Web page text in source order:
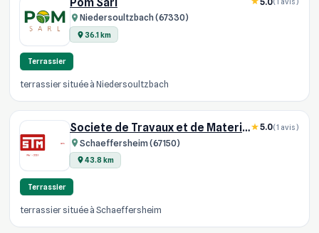
Niedersoultzbach (67330)
36.1 km
Terrassier
terrassier située à Niedersoultzbach
Societe de Travaux et de Materiaux STM
Schaeffersheim (67150)
43.8 km
5.0(1 avis)
Terrassier
terrassier située à Schaeffersheim